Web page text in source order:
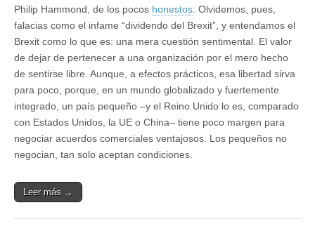
Philip Hammond, de los pocos honestos . Olvidemos, pues,
falacias como el infame “dividendo del Brexit”, y entendamos el
Brexit como lo que es: una mera cuestión sentimental. El valor
de dejar de pertenecer a una organización por el mero hecho
de sentirse libre. Aunque, a efectos prácticos, esa libertad sirva
para poco, porque, en un mundo globalizado y fuertemente
integrado, un país pequeño –y el Reino Unido lo es, comparado
con Estados Unidos, la UE o China– tiene poco margen para
negociar acuerdos comerciales ventajosos. Los pequeños no
negocian, tan solo aceptan condiciones.
Leer más →